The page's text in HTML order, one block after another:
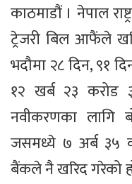
काठमाडौं । नेपाल
ट्रेजरी बिल आफैंले
भदौमा २८ दिन, ९१
१२ खर्ब २३ करोड
नवीकरणका लागि
जसमध्ये ७ अर्ब ३५
बैंकले नै खरिद गरेको